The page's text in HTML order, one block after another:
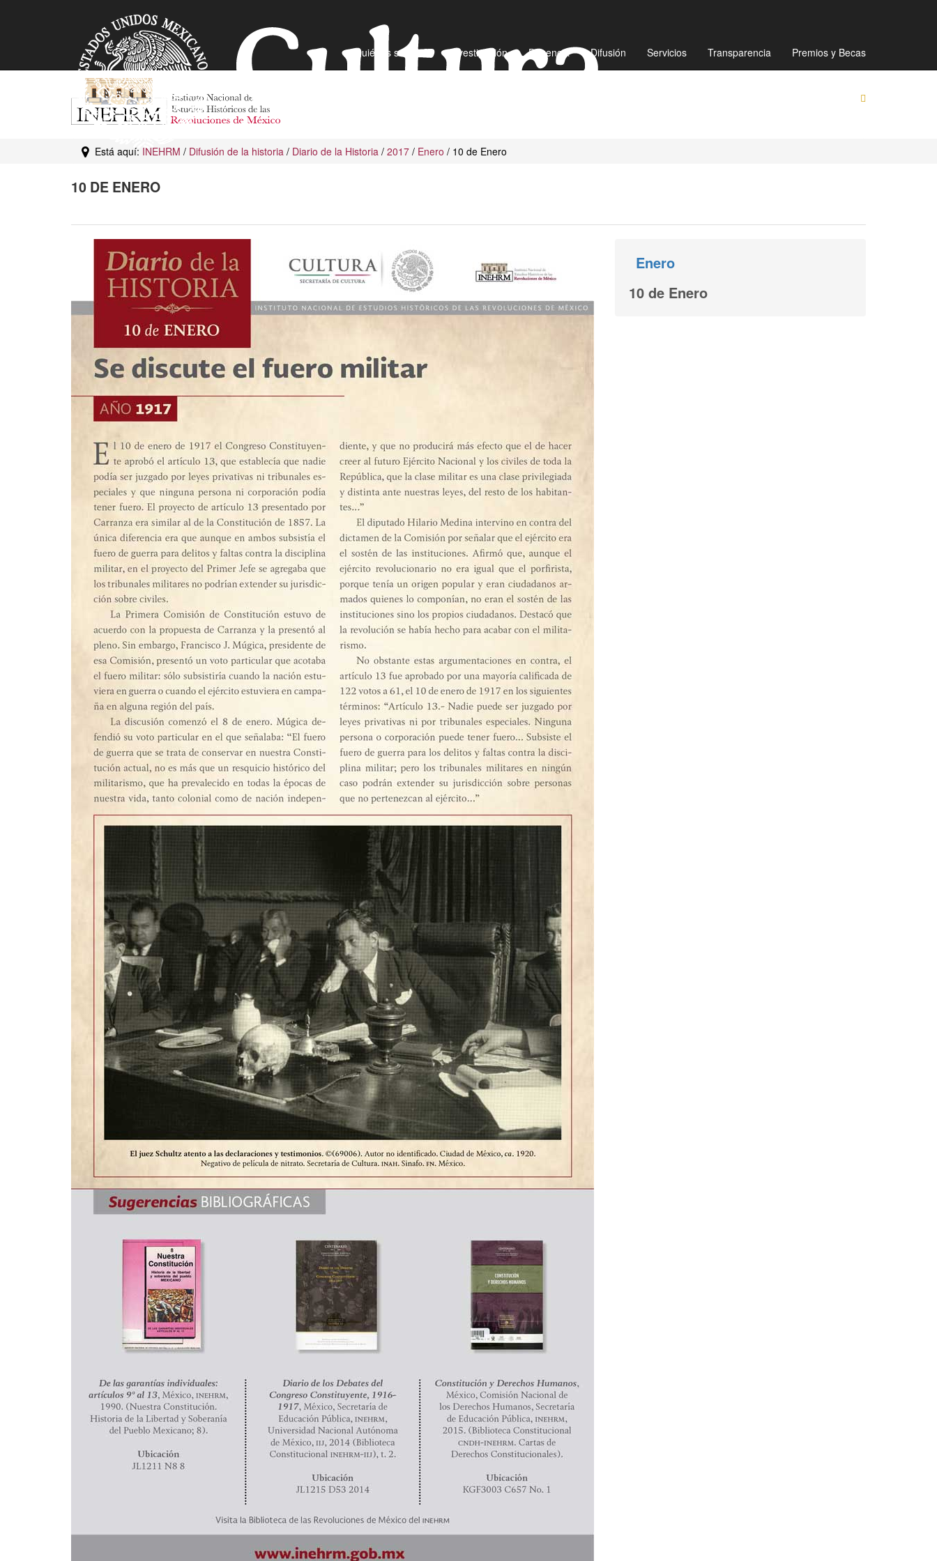
¿Quiénes somos? Investigación Docencia Difusión Servicios Transparencia Premios y Becas
Mapa de sitio Directorio Preguntas Frecuentes
Está aquí: INEHRM / Difusión de la historia / Diario de la Historia / 2017 / Enero / 10 de Enero
10 DE ENERO
Enero
10 de Enero